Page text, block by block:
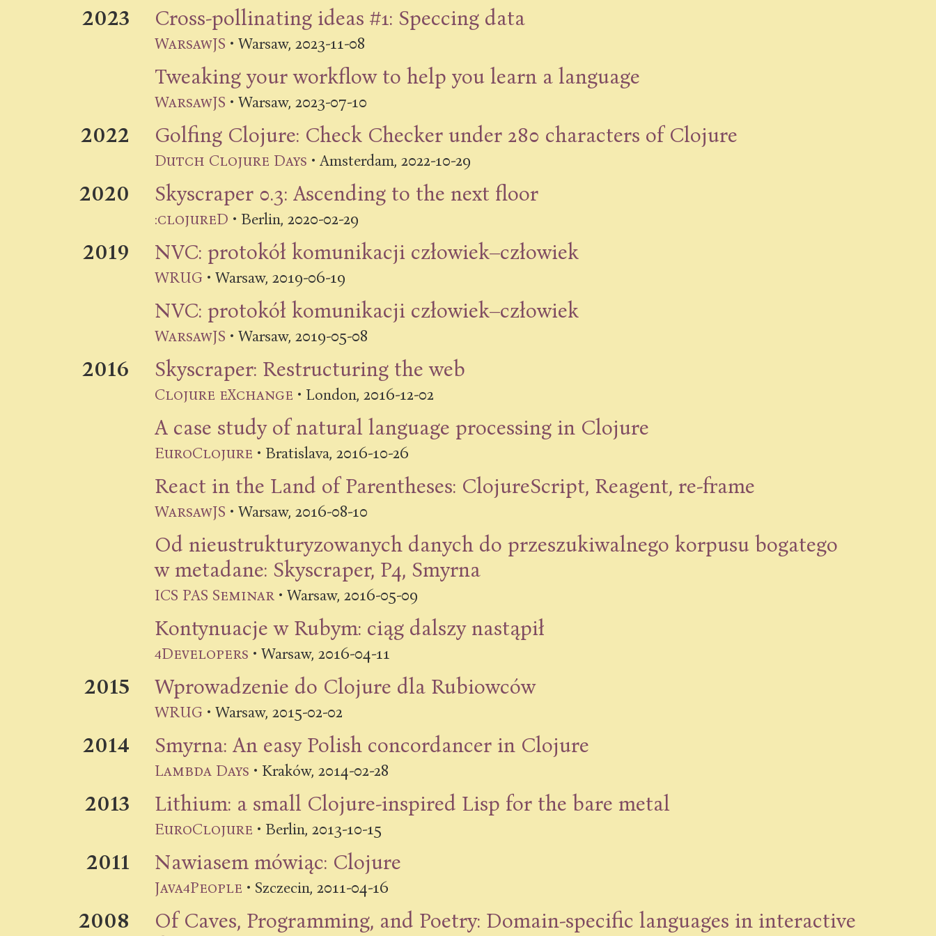
2023 Cross-pollinating ideas #1: Speccing data
WarsawJS • Warsaw, 2023-11-08
Tweaking your workflow to help you learn a language
WarsawJS • Warsaw, 2023-07-10
2022 Golfing Clojure: Check Checker under 280 characters of Clojure
Dutch Clojure Days • Amsterdam, 2022-10-29
2020 Skyscraper 0.3: Ascending to the next floor
:clojureD • Berlin, 2020-02-29
2019 NVC: protokół komunikacji człowiek–człowiek
WRUG • Warsaw, 2019-06-19
NVC: protokół komunikacji człowiek–człowiek
WarsawJS • Warsaw, 2019-05-08
2016 Skyscraper: Restructuring the web
Clojure eXchange • London, 2016-12-02
A case study of natural language processing in Clojure
EuroClojure • Bratislava, 2016-10-26
React in the Land of Parentheses: ClojureScript, Reagent, re-frame
WarsawJS • Warsaw, 2016-08-10
Od nieustrukturyzowanych danych do przeszukiwalnego korpusu bogatego
w metadane: Skyscraper, P4, Smyrna
ICS PAS Seminar • Warsaw, 2016-05-09
Kontynuacje w Rubym: ciąg dalszy nastąpił
4Developers • Warsaw, 2016-04-11
2015 Wprowadzenie do Clojure dla Rubiowców
WRUG • Warsaw, 2015-02-02
2014 Smyrna: An easy Polish concordancer in Clojure
Lambda Days • Kraków, 2014-02-28
2013 Lithium: a small Clojure-inspired Lisp for the bare metal
EuroClojure • Berlin, 2013-10-15
2011 Nawiasem mówiąc: Clojure
Java4People • Szczecin, 2011-04-16
2008
Of Caves, Programming, and Poetry: Domain-specific languages in interactive